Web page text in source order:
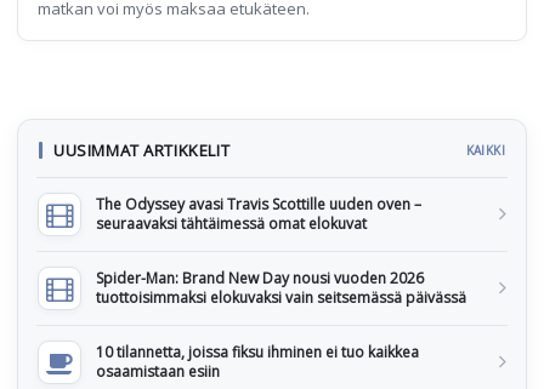
matkan voi myös maksaa etukäteen.
UUSIMMAT ARTIKKELIT KAIKKI
The Odyssey avasi Travis Scottille uuden oven –
seuraavaksi tähtäimessä omat elokuvat
Spider-Man: Brand New Day nousi vuoden 2026
tuottoisimmaksi elokuvaksi vain seitsemässä päivässä
10 tilannetta, joissa fiksu ihminen ei tuo kaikkea
osaamistaan esiin